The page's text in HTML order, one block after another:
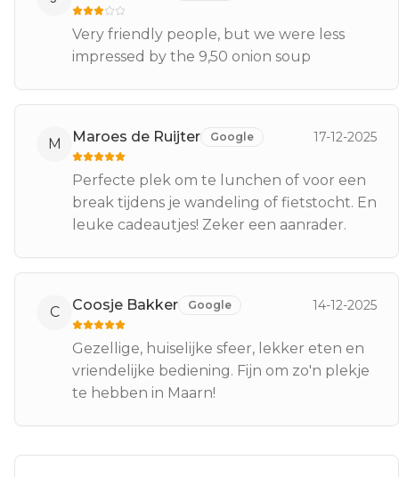
Very friendly people, but we were less
impressed by the 9,50 onion soup
M Maroes de Ruijter Google 17-12-2025
Perfecte plek om te lunchen of voor een
break tijdens je wandeling of fietstocht. En
leuke cadeautjes! Zeker een aanrader.
C Coosje Bakker Google 14-12-2025
Gezellige, huiselijke sfeer, lekker eten en
vriendelijke bediening. Fijn om zo'n plekje
te hebben in Maarn!